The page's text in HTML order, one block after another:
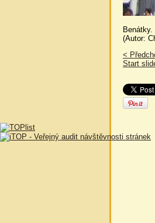
Benátky.
(Autor:
<
Start